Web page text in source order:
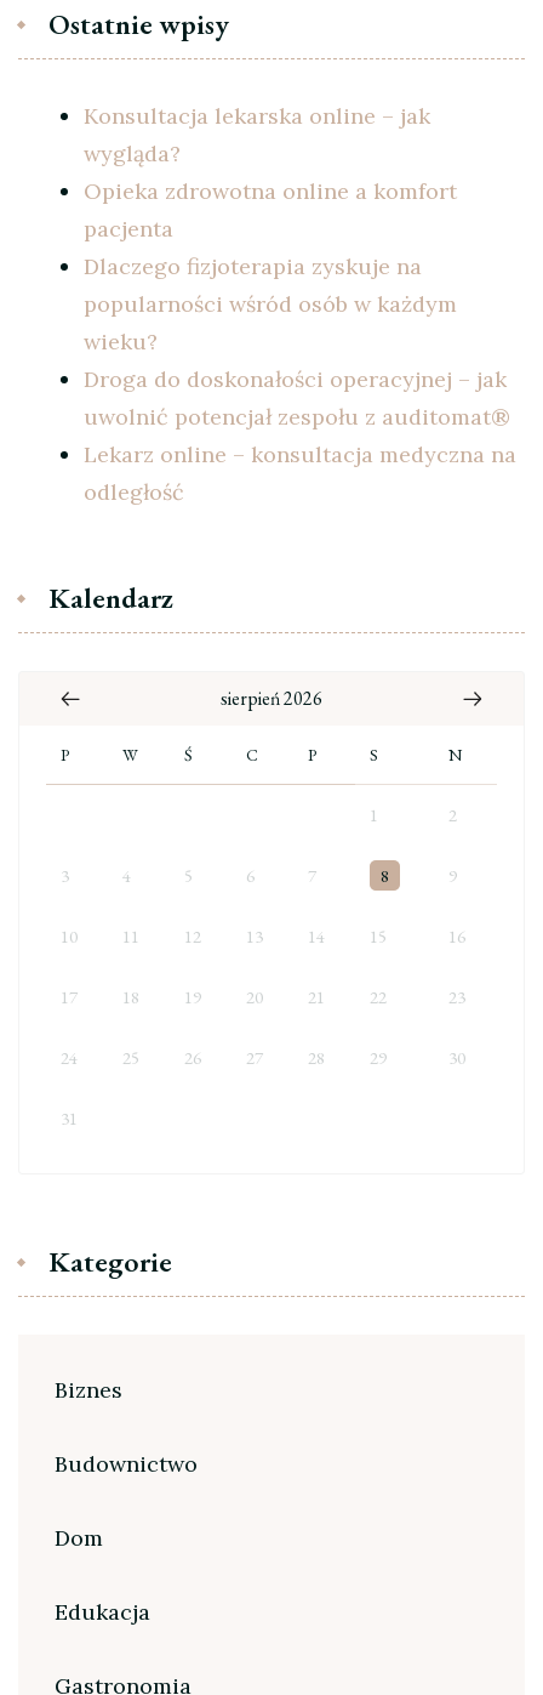
Ostatnie wpisy
Konsultacja lekarska online – jak
wygląda?
Opieka zdrowotna online a komfort
pacjenta
Dlaczego fizjoterapia zyskuje na
popularności wśród osób w każdym
wieku?
Droga do doskonałości operacyjnej – jak
uwolnić potencjał zespołu z auditomat®
Lekarz online – konsultacja medyczna na
odległość
Kalendarz
sierpień 2026
P W Ś C P S N
1 2
3 4 5 6 7 8 9
10 11 12 13 14 15 16
17 18 19 20 21 22 23
24 25 26 27 28 29 30
31
Kategorie
Biznes
Budownictwo
Dom
Edukacja
Gastronomia